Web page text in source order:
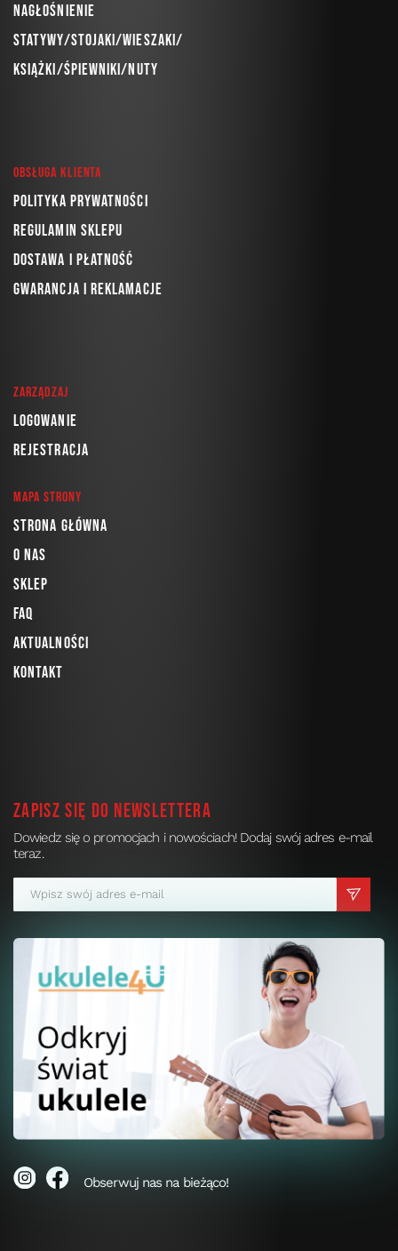
Nagłośnienie
Statywy/Stojaki/Wieszaki/
Książki/Śpiewniki/Nuty
Obsługa klienta
Polityka prywatności
Regulamin sklepu
Dostawa i płatność
Gwarancja i reklamacje
Zarządzaj
Logowanie
Rejestracja
Mapa strony
Strona główna
O nas
Sklep
FAQ
Aktualności
Kontakt
Zapisz się do newslettera
Dowiedz się o promocjach i nowościach! Dodaj swój adres e-mail
teraz.
Obserwuj nas na bieżąco!